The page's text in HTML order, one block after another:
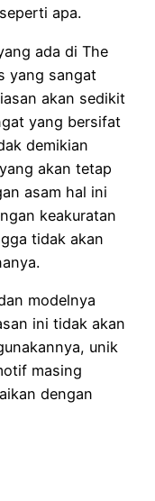
apa.
ada di The
yang sangat
akan sedikit
yang bersifat
demikian
akan tetap
asam hal ini
keakuratan
tidak akan
modelnya
ini tidak akan
unik
masing
dengan